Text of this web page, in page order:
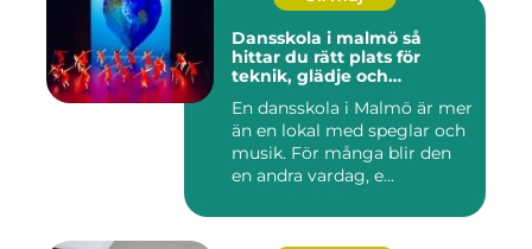
Dansskola i malmö så
hittar du rätt plats för
teknik, glädje och
En dansskola i Malmö är mer
än en lokal med speglar och
musik. För många blir den
en andra vardag, e...